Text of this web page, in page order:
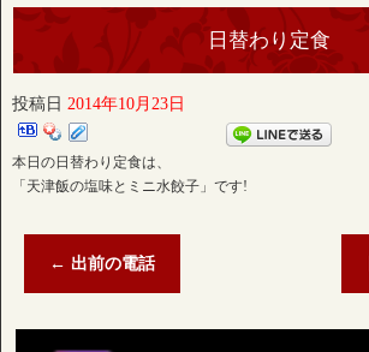
日替わり定食
投稿日 2014年10月23日
本日の日替わり定食は、
「天津飯の塩味とミニ水餃子」です!
← 出前の電話